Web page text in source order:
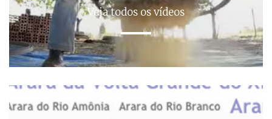
Veja todos os vídeos